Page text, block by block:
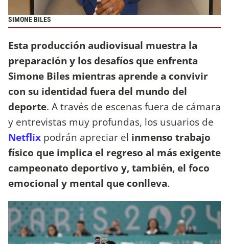
SIMONE BILES
Esta producción audiovisual muestra la
preparación y los desafíos que enfrenta
Simone Biles mientras aprende a convivir
con su identidad fuera del mundo del
deporte. A través de escenas fuera de cámara
y entrevistas muy profundas, los usuarios de
Netflix podrán apreciar el inmenso trabajo
físico que implica el regreso al más exigente
campeonato deportivo y, también, el foco
emocional y mental que conlleva.